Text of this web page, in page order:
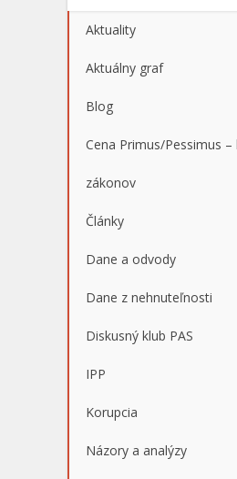
Aktuality
Aktuálny graf
Blog
Cena Primus/Pessimus
zákonov
Články
Dane a odvody
Dane z nehnuteľnosti
Diskusný klub PAS
IPP
Korupcia
Názory a analýzy